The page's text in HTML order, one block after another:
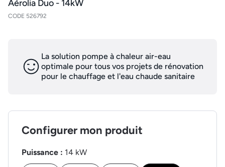
Aérolia Duo - 14kW
CODE 526792
La solution pompe à chaleur air-eau
optimale pour tous vos projets de rénovation
pour le chauffage et l'eau chaude sanitaire
Configurer mon produit
Puissance : 14 kW